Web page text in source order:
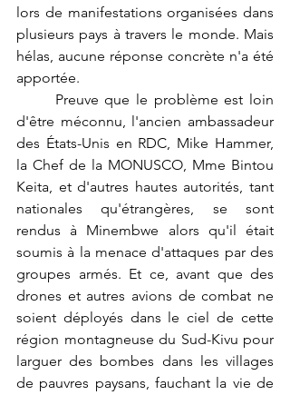
lors de manifestations organisées dans
plusieurs pays à travers le monde. Mais
hélas, aucune réponse concrète n'a été
apportée.
d'être méconnu, l'ancien ambassadeur
des États-Unis en RDC, Mike Hammer,
la Chef de la MONUSCO, Mme Bintou
Keita, et d'autres hautes autorités, tant
nationales qu'étrangères, se sont
rendus à Minembwe alors qu'il était
soumis à la menace d'attaques par des
groupes armés. Et ce, avant que des
drones et autres avions de combat ne
soient déployés dans le ciel de cette
région montagneuse du Sud-Kivu pour
larguer des bombes dans les villages
de pauvres paysans, fauchant la vie de